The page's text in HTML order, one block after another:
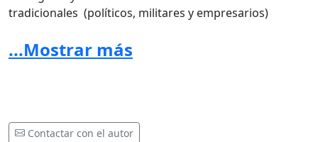
tradicionales (políticos, militares y empresarios)
En la guerra contra las drogas, como en otros
ellas las ha ubicado en especiales condiciones de
...Mostrar más
Contactar con el autor